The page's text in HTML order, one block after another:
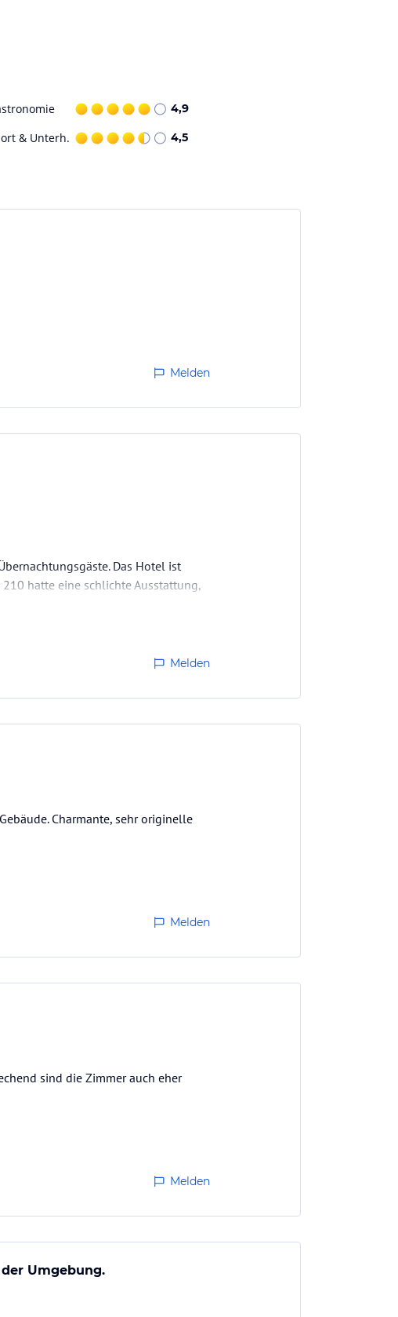
4,9
& Unterh. 4,5
Melden
Das Hotel ist
hatte eine schlichte Ausstattung,
Melden
Charmante, sehr originelle
Melden
sind die Zimmer auch eher
Melden
Umgebung.